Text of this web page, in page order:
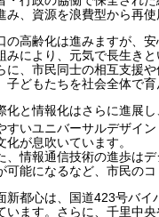
み、資源を浪費型から再
の高齢化は進みますが、
みにより、元気で長生き
に、市民同士の相互支援
子どもたちを社会全体で
化と情報化はさらに進展
すいユニバーサルデザイン
化が息吹いています。
、情報通信技術の進歩は
可能になるなど、市民の
新都心は、国道423号バイ
います。さらに、千里中